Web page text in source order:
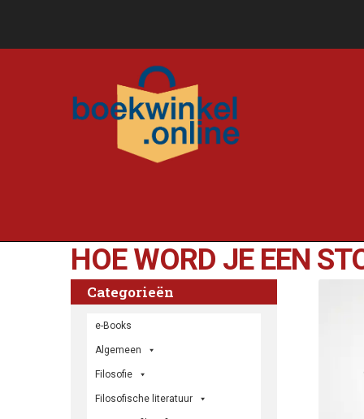
HOE WORD JE EEN
Categorieën
e-Books
Algemeen
Filosofie
Filosofische literatuur